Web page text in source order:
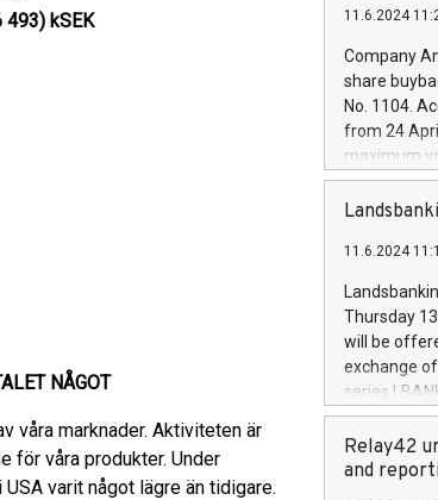
kSEK
NÅGOT
våra marknader. Aktiviteten är
för våra produkter. Under
varit något lägre än tidigare.
Iveco
increasing
financed
be made by
(EXM: IVG)
brands are
11.6.2024
Company
share
No. 1104.
from 24
maximum
shares,
European
the rules on
the
to as the
days 1-
11.6.2024
Thursday
will be
exchange
series
covered
price of the
20 June
Relay42
and